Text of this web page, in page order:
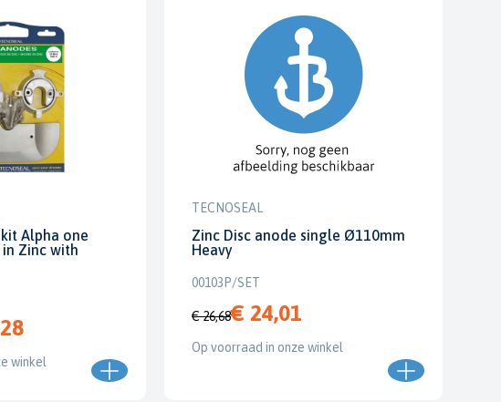
Alpha one
Zinc with
winkel
TECNOSEAL
Zinc Disc anode single Ø110mm
Heavy
00103P/SET
€ 26,68€ 24,01
Op voorraad in onze winkel